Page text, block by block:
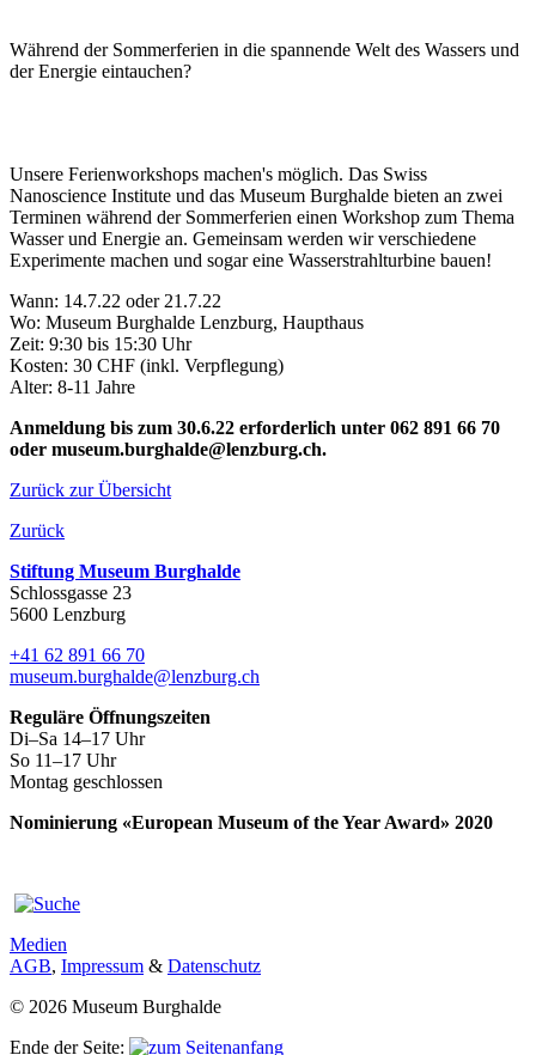
Während der Sommerferien in die spannende Welt des Wassers und
der Energie eintauchen?
Unsere Ferienworkshops machen's möglich. Das Swiss
Nanoscience Institute und das Museum Burghalde bieten an zwei
Terminen während der Sommerferien einen Workshop zum Thema
Wasser und Energie an. Gemeinsam werden wir verschiedene
Experimente machen und sogar eine Wasserstrahlturbine bauen!
Wann: 14.7.22 oder 21.7.22
Wo: Museum Burghalde Lenzburg, Haupthaus
Zeit: 9:30 bis 15:30 Uhr
Kosten: 30 CHF (inkl. Verpflegung)
Alter: 8-11 Jahre
Anmeldung bis zum 30.6.22 erforderlich unter 062 891 66 70
oder museum.burghalde@lenzburg.ch.
Zurück zur Übersicht
Zurück
Stiftung Museum Burghalde
Schlossgasse 23
5600 Lenzburg
+41 62 891 66 70
museum.burghalde@lenzburg.ch
Reguläre Öffnungszeiten
Di–Sa 14–17 Uhr
So 11–17 Uhr
Montag geschlossen
Nominierung «European Museum of the Year Award» 2020
Medien
AGB, Impressum & Datenschutz
© 2026 Museum Burghalde
Ende der Seite: